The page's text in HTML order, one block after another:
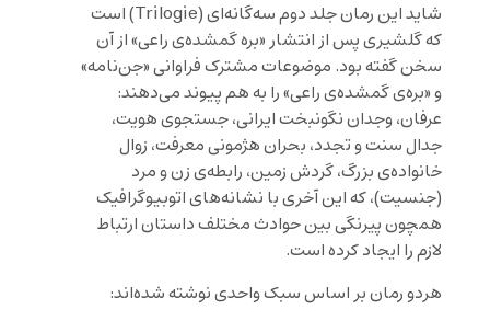
شاید این رمان جلد دوم سه‌گانه‌ای (Trilogie) است
که گلشیری پس از انتشار «بره گمشده‌ی راعی» از آن
سخن گفته بود. موضوعات مشترک فراوانی «جن‌نامه»
و «بره‌ی گمشده‌ی راعی» را به هم پیوند می‌دهند:
عرفان، وجدان نگونبخت ایرانی، جستجوی هویت،
جدال سنت و تجدد، بحران هژمونی معرفت، زوال
خانواده‌ی بزرگ، گردش زمین، رابطه‌ی زن و مرد
(جنسیت)، که این آخری با نشانه‌های اتوبیوگرافیک
همچون پیرنگی بین حوادث مختلف داستان ارتباط
لازم را ایجاد کرده است.
هردو رمان بر اساس سبک واحدی نوشته شده‌اند: